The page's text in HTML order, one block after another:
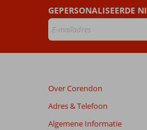
Beoordelingen
die
ouder
zijn
dan
worden
meer
weergegeven
GEPERSONALISEERDE
Over Corendon
Adres & Telefoon
Algemene Informatie